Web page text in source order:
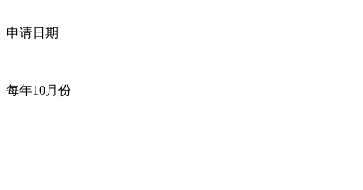
申请日期
每年10月份